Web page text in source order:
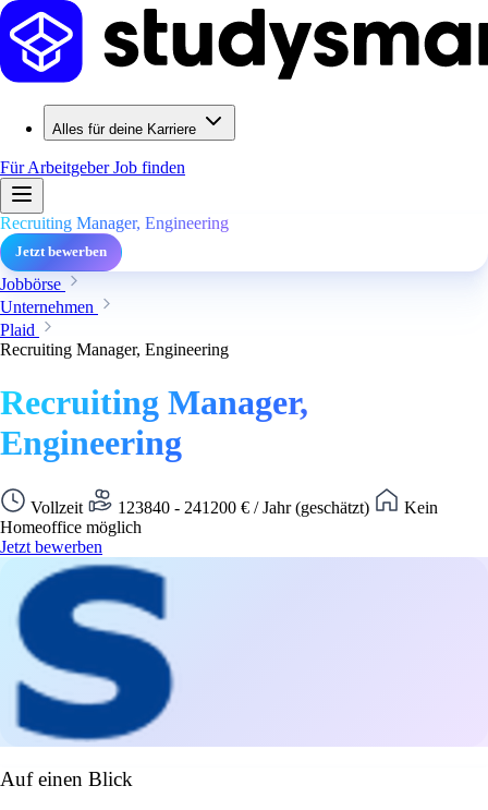
Alles für deine Karriere
Für ArbeitgeberJob finden
Recruiting Manager, Engineering
Jetzt bewerben
Jobbörse
Unternehmen
Plaid
Recruiting Manager, Engineering
Recruiting Manager,
Engineering
Vollzeit 123840 - 241200 € / Jahr (geschätzt)
Kein
Homeoffice möglich
Jetzt bewerben
Auf einen Blick